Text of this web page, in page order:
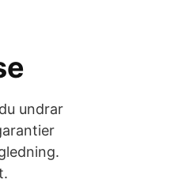
undrar